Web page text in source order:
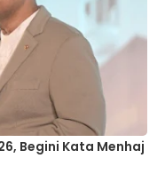
Begini Kata Menhaj